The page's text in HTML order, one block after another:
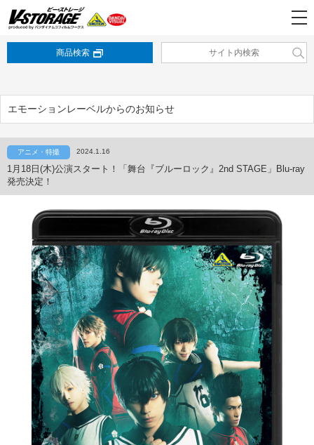
商品検索
エモーションレーベルからのお知らせ
アニメ・特撮 2024.1.16
1月18日(木)公演スタート！「舞台『ブルーロック』2nd STAGE」Blu-ray
発売決定！